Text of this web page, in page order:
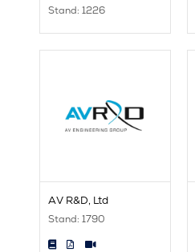
Stand: 1226
AV R&D, Ltd
Stand: 1790